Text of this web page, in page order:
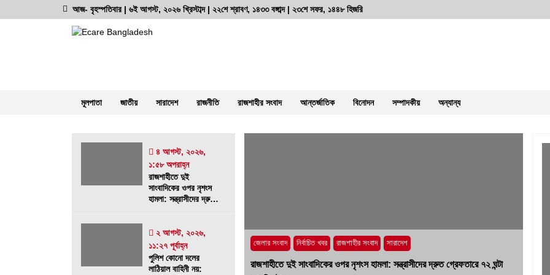
to
আজ- বৃহস্পতিবার | ৬ই আগস্ট, ২০২৬ খ্রিস্টাব্দ | ২২শে শ্রাবণ, ১৪৩৩ বঙ্গাব্দ | ২৩শে সফর, ১৪৪৮ হিজরি
মূলপাতা জাতীয় সারাদেশ রাজনীতি রাজশাহীর সংবাদ আন্তর্জাতিক বিনোদন সম্পাদকীয় অন্যান্য
রাজশাহীতে দুই সাংবাদিকের ওপর নৃশংস
হামলা: সন্ত্রাসীদের দ্রুত গ্রেফতারে ৭২ ঘন্টা
আলটিমেটাম
দুর্গাপুরে ভ্রাম্যমাণ আদালতের মাধ্যমে
হয়রানির অভিযোগ
রাজশাহীতে সাংবাদিক সম্রাটকে কুপিয়ে জখম,
অবস্থা আশঙ্কাজনক
৪ আগস্ট, ২০২৬,
১:৫৮ অপরাহ্ন
রাজশাহীতে দুই
সাংবাদিকের ওপর নৃশংস
হামলা: সন্ত্রাসীদের দ্রুত
২ আগস্ট, ২০২৬,
১১:২৭ পূর্বাহ্ন
পুলিশ কোনো দলের
লাঠিয়াল বাহিনী নয়:
জেলার সংবাদ নির্বাচিত খবর রাজশাহীর সংবাদ সারাদেশ
রাজশাহীতে দুই সাংবাদিকের ওপর নৃশংস হামলা: সন্ত্রাসীদের দ্রুত গ্রেফতারে ৭২ ঘন্টা